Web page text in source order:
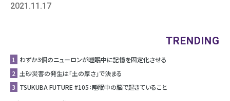
2021.11.17
TRENDING
1 わずか3個のニューロンが睡眠中に記憶を固定化させる
2 土砂災害の発生は「土の厚さ」で決まる
3 TSUKUBA FUTURE #105：睡眠中の脳で起きていること